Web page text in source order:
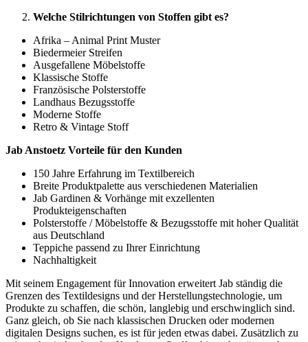
Welche Stilrichtungen von Stoffen gibt es?
Afrika – Animal Print Muster
Biedermeier Streifen
Ausgefallene Möbelstoffe
Klassische Stoffe
Französische Polsterstoffe
Landhaus Bezugsstoffe
Moderne Stoffe
Retro & Vintage Stoff
Jab Anstoetz Vorteile für den Kunden
150 Jahre Erfahrung im Textilbereich
Breite Produktpalette aus verschiedenen Materialien
Jab Gardinen & Vorhänge mit exzellenten
Produkteigenschaften
Polsterstoffe / Möbelstoffe & Bezugsstoffe mit hoher Qualität
aus Deutschland
Teppiche passend zu Ihrer Einrichtung
Nachhaltigkeit
Mit seinem Engagement für Innovation erweitert Jab ständig die
Grenzen des Textildesigns und der Herstellungstechnologie, um
Produkte zu schaffen, die schön, langlebig und erschwinglich sind.
Ganz gleich, ob Sie nach klassischen Drucken oder modernen
digitalen Designs suchen, es ist für jeden etwas dabei. Zusätzlich zu